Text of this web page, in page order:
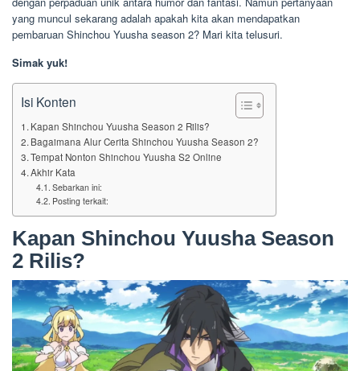
yang muncul sekarang adalah apakah kita akan mendapatkan
pembaruan Shinchou Yuusha season 2? Mari kita telusuri.
Simak yuk!
Isi Konten
Kapan Shinchou Yuusha Season 2 Rilis?
Bagaimana Alur Cerita Shinchou Yuusha Season 2?
Tempat Nonton Shinchou Yuusha S2 Online
Akhir Kata
Sebarkan ini:
Posting terkait:
Kapan Shinchou Yuusha Season
2 Rilis?